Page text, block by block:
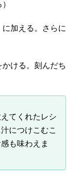
に加える。さらに
かける。刻んだち
てくれたレシ
につけこむこ
も味わえま